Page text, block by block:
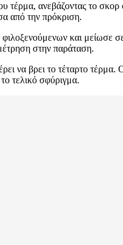
τέρμα, ανεβάζοντας το σκορ
από την πρόκριση.
και μείωσε
στην παράταση.
να βρει το τέταρτο τέρμα.
τελικό σφύριγμα.